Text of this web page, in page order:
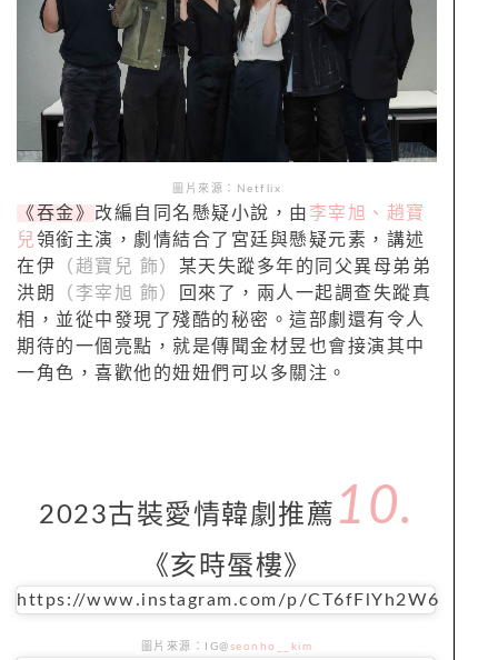
圖片來源：Netflix
《吞金》 改編自同名懸疑小說，由 李宰旭、趙寶
兒領銜主演，劇情結合了宮廷與懸疑元素，講述
在伊 （趙寶兒 飾） 某天失蹤多年的同父異母弟弟
洪朗
（李宰旭 飾）
回來了，兩人一起調查失蹤真
相，並從中發現了殘酷的秘密。這部劇還有令人
期待的一個亮點，就是傳聞金材昱也會接演其中
一角色，喜歡他的妞妞們可以多關注。
2023古裝愛情韓劇推薦 10.
《亥時蜃樓》
https://www.instagram.com/p/CT6fFlYh2W6
圖片來源：IG@ seonho__kim